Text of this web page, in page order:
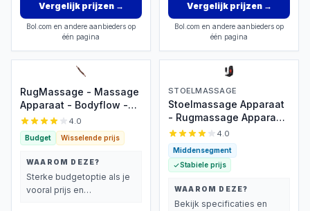
Vergelijk prijzen→
Bol.com en andere aanbieders op
één pagina
Vergelijk prijzen→
Bol.com en andere aanbieders op
één pagina
RugMassage - Massage
Apparaat - Bodyflow -
Rug/Nek/Schouder/Buik/Taille/Armen/Benen
- Massage Stok Hout -
Houten Massage Stok -
Massage Stok Hout XL -
Gua Sha Massage Tool -
1 Stuk - Bruin Hout - Gua
4.0
Budget Wisselende prijs
WAAROM DEZE?
Sterke budgetoptie als je
vooral prijs en
STOELMASSAGE
Stoelmassage Apparaat
- Rugmassage Apparaat
- Rugmassage Stoel -
Infrarood Verwarming -
Massage -
Pijnbestrijding
4.0
Middensegment
Stabiele prijs
WAAROM DEZE?
Bekijk specificaties en